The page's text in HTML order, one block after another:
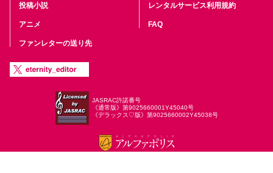
投稿小説
アニメ
ファンレターの送り先
レンタルサービス利用規約
FAQ
JASRAC許諾番号
《通常版》第9025660001Y45040号
《デラックス♡版》第9025660002Y45038号